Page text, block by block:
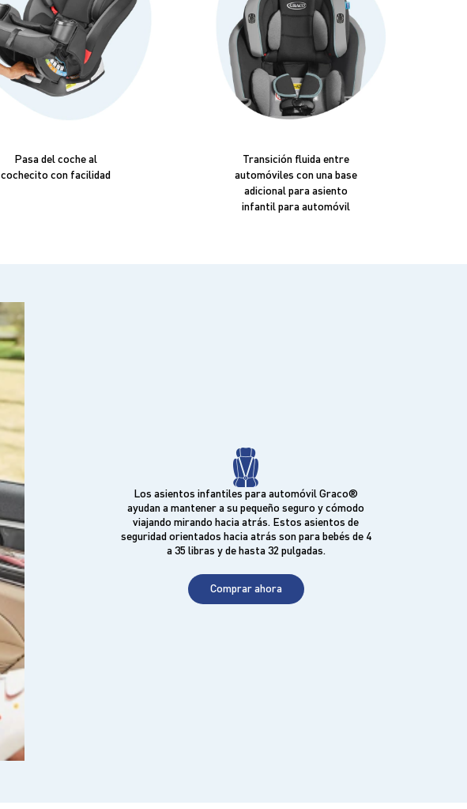
Pasa del coche al
cochecito con facilidad
Transición fluida entre
automóviles con una base
adicional para asiento
infantil para automóvil
Los asientos infantiles para automóvil Graco®
ayudan a mantener a su pequeño seguro y cómodo
viajando mirando hacia atrás. Estos asientos de
seguridad orientados hacia atrás son para bebés de 4
a 35 libras y de hasta 32 pulgadas.
Comprar ahora